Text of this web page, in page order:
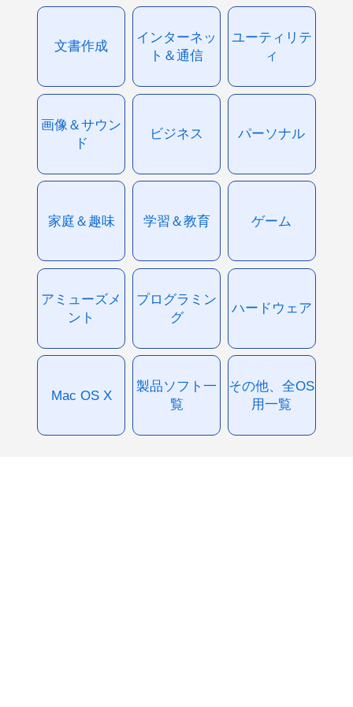
文書作成
インターネッ
ト＆通信
ユーティリテ
ィ
画像＆サウン
ド
ビジネス パーソナル
家庭＆趣味 学習＆教育 ゲーム
アミューズメ
ント
プログラミン
グ
ハードウェア
Mac OS X
製品ソフト一
覧
その他、全OS
用一覧